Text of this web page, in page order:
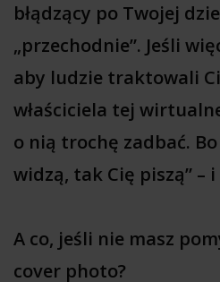
błądzący po Twojej
„przechodnie”. Jeśli
aby ludzie traktowali
właściciela tej
o nią trochę zadbać.
widzą, tak Cię piszą” –
A co, jeśli nie masz
cover photo?